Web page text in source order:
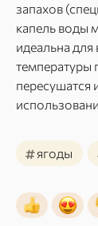
запахов
капель воды
идеальна
температуры
пересушатся
#ягоды